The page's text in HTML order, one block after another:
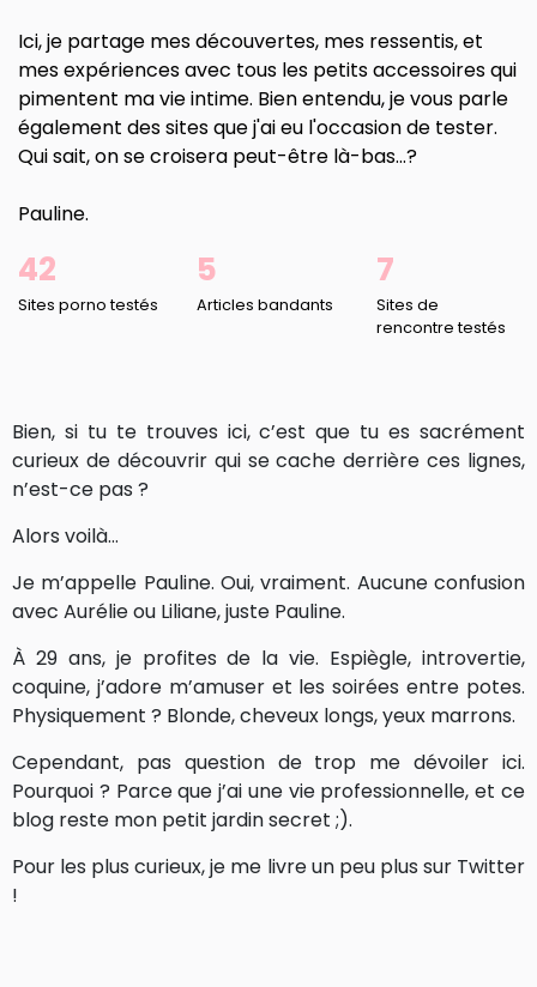
Ici, je partage mes découvertes, mes ressentis, et
mes expériences avec tous les petits accessoires qui
pimentent ma vie intime. Bien entendu, je vous parle
également des sites que j'ai eu l'occasion de tester.
Qui sait, on se croisera peut-être là-bas...?
Pauline.
42
Sites porno testés
5
Articles bandants
7
Sites de
rencontre testés
Bien, si tu te trouves ici, c’est que tu es sacrément
curieux de découvrir qui se cache derrière ces lignes,
n’est-ce pas ?
Alors voilà…
Je m’appelle Pauline. Oui, vraiment. Aucune confusion
avec Aurélie ou Liliane, juste Pauline.
À 29 ans, je profites de la vie. Espiègle, introvertie,
coquine, j’adore m’amuser et les soirées entre potes.
Physiquement ? Blonde, cheveux longs, yeux marrons.
Cependant, pas question de trop me dévoiler ici.
Pourquoi ? Parce que j’ai une vie professionnelle, et ce
blog reste mon petit jardin secret ;).
Pour les plus curieux, je me livre un peu plus sur Twitter
!